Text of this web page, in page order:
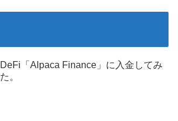
DeFi「Alpaca Finance」に入金してみ
た。